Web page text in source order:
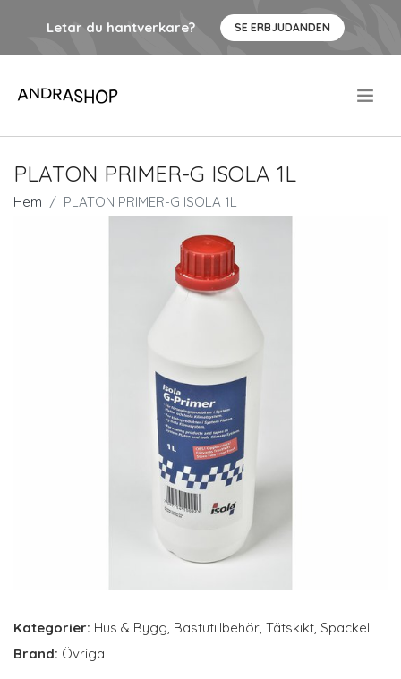
Letar du hantverkare? SE ERBJUDANDEN
PLATON PRIMER-G ISOLA 1L
Hem PLATON PRIMER-G ISOLA 1L
Kategorier: Hus & Bygg, Bastutillbehör, Tätskikt, Spackel
Brand: Övriga